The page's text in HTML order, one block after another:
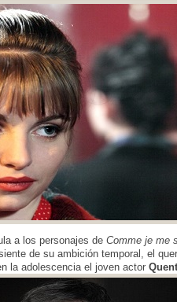
a los personajes de Comme je me
de su ambición temporal, el
la adolescencia el joven actor